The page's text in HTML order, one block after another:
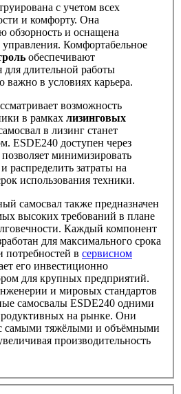
с учетом всех
и комфорту. Она
обзорность и оснащена
Комфортабельное
обеспечивают
для длительной работы
важно в условиях карьера.
возможность
в рамках лизинговых
в лизинг станет
ESDE240 доступен через
минимизировать
распределить затраты на
использования техники.
самосвал также предназначен
высоких требований в плане
Каждый компонент
для максимального срока
в сервисном
его инвестиционно
для крупных предприятий.
и мировых стандартов
самосвалы ESDE240 одними
на рынке. Они
самыми тяжёлыми и объёмными
производительность